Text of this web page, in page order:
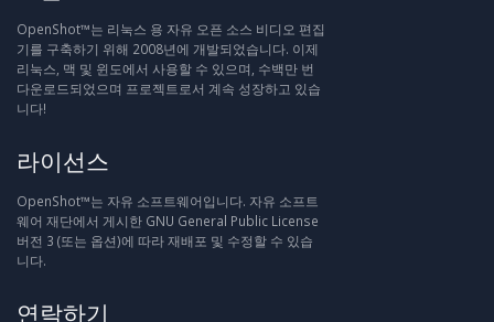
OpenShot™는 리눅스 용 자유 오픈 소스 비디오 편집
기를 구축하기 위해 2008년에 개발되었습니다. 이제
리눅스, 맥 및 윈도에서 사용할 수 있으며, 수백만 번
다운로드되었으며 프로젝트로서 계속 성장하고 있습
니다!
라이선스
OpenShot™는 자유 소프트웨어입니다. 자유 소프트
웨어 재단에서 게시한 GNU General Public License
버전 3 (또는 옵션)에 따라 재배포 및 수정할 수 있습
니다.
연락하기